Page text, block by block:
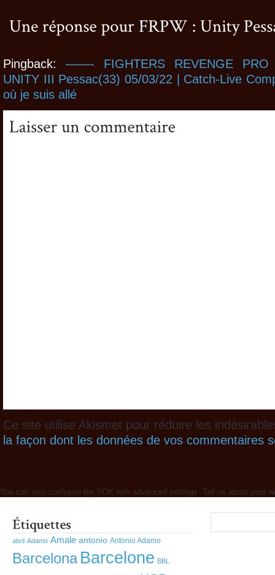
Pingback: ——- FIGHTERS REVENGE
UNITY III Pessac(33) 05/03/22 | Catch-Live
où je suis allé
Ce site utilise Akismet pour réduire les
la façon dont les données de vos commentaires
You can also configure the SDK with advanced settings. Tell us about your
abril Adamo Amale antonio Antonio Adamo
Barcelona Barcelone BBL